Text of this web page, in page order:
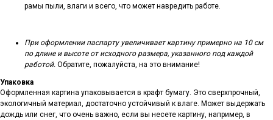
рамы пыли, влаги и всего, что может навредить работе.
При оформлении паспарту увеличивает картину примерно на 10 см
по длине и высоте от исходного размера, указанного под каждой
работой. Обратите, пожалуйста, на это внимание!
Упаковка
Оформленная картина упаковывается в крафт бумагу. Это сверхпрочный,
экологичный материал, достаточно устойчивый к влаге. Может выдержать
дождь или снег, что очень важно, если вы несете картину, например, в